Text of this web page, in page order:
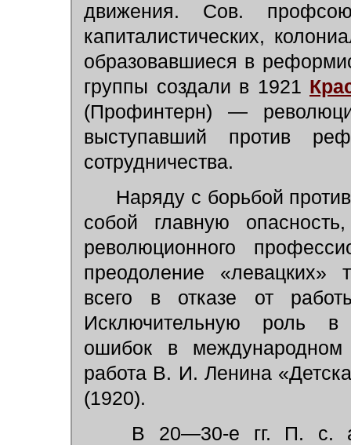
движения. Сов.
капиталистических,
образовавшиеся в
группы создали в 1921
(Профинтерн) —
выступавший против
сотрудничества.
Наряду с борьбой
собой главную
революционного
преодоление «левацких»
всего в отказе от
Исключительную роль в
ошибок в
работа В. И. Ленина
(1920).
В 20—30-е гг. П. с.